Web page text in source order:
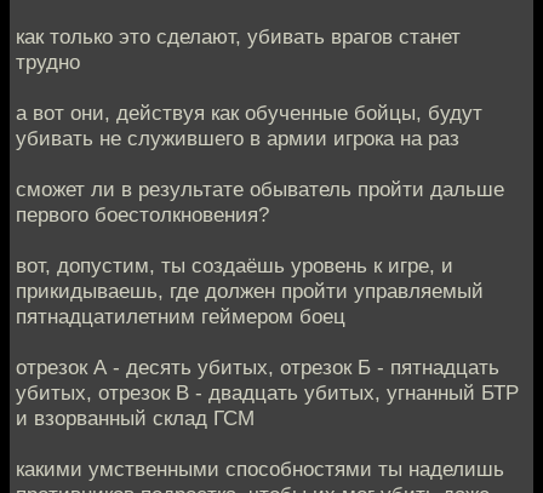
как только это сделают, убивать врагов станет
трудно
а вот они, действуя как обученные бойцы, будут
убивать не служившего в армии игрока на раз
сможет ли в результате обыватель пройти дальше
первого боестолкновения?
вот, допустим, ты создаёшь уровень к игре, и
прикидываешь, где должен пройти управляемый
пятнадцатилетним геймером боец
отрезок А - десять убитых, отрезок Б - пятнадцать
убитых, отрезок В - двадцать убитых, угнанный БТР
и взорванный склад ГСМ
какими умственными способностями ты наделишь